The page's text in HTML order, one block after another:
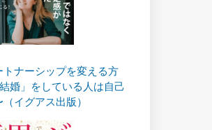
トナーシップを変える方
婚」をしている人は自己
イグアス出版）